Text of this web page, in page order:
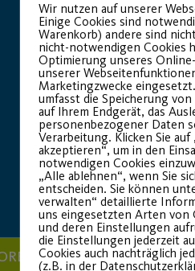
Wir nutzen auf unserer
Einige Cookies sind
Warenkorb) andere sind
nicht-notwendigen Cookies
Optimierung unseres
unserer
Marketingzwecke
umfasst die Speicherung
auf Ihrem Endgerät, das
personenbezogener Daten
Verarbeitung. Klicken Sie auf
akzeptieren“, um in den
notwendigen Cookies
„Alle ablehnen“, wenn Sie
entscheiden. Sie können
verwalten“ detaillierte
uns eingesetzten Arten von
und deren Einstellungen
die Einstellungen jederzeit
Cookies auch nachträglich
(z.B. in der